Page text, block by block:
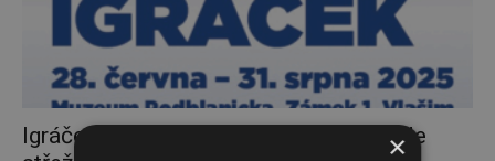
Igráček v podobě Blanického rytíře bude
×